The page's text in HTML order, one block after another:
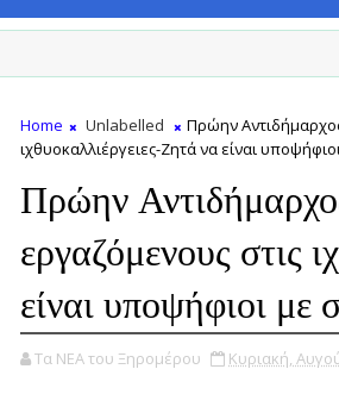
Home Unlabelled
Πρώην
ιχθυοκαλλιέργειες-Ζητά να είναι
Πρώην
εργαζόμενους στις
είναι υποψήφιοι
Τα ΝΕΑ του Ξηρομέρου Κυριακή,